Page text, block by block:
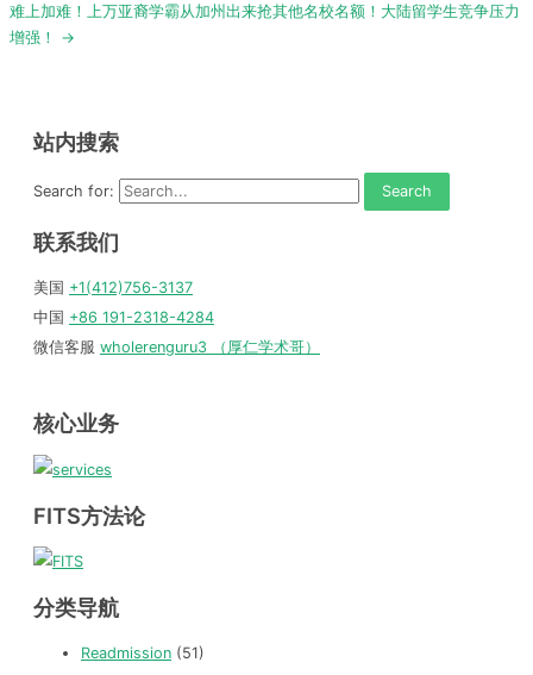
难上加难！上万亚裔学霸从加州出来抢其他名校名额！大陆留学生竞争压力
增强！ →
站内搜索
Search for:
联系我们
美国 +1(412)756-3137
中国 +86 191-2318-4284
微信客服 wholerenguru3 （厚仁学术哥）
核心业务
FITS方法论
分类导航
Readmission (51)